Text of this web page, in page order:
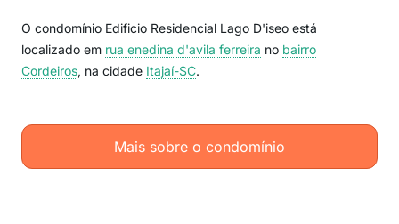
O condomínio Edificio Residencial Lago D'iseo está
localizado em rua enedina d'avila ferreira no bairro
Cordeiros, na cidade Itajaí-SC.
Mais sobre o condomínio